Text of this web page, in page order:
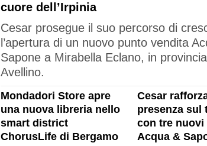
cuore dell’Irpinia
Cesar prosegue il suo percorso di
l’apertura di un nuovo punto vendita
Sapone a Mirabella Eclano, in
Avellino.
Mondadori Store apre
una nuova libreria nello
smart district
ChorusLife di Bergamo
Cesar
presenza sul
con tre nuovi
Acqua &